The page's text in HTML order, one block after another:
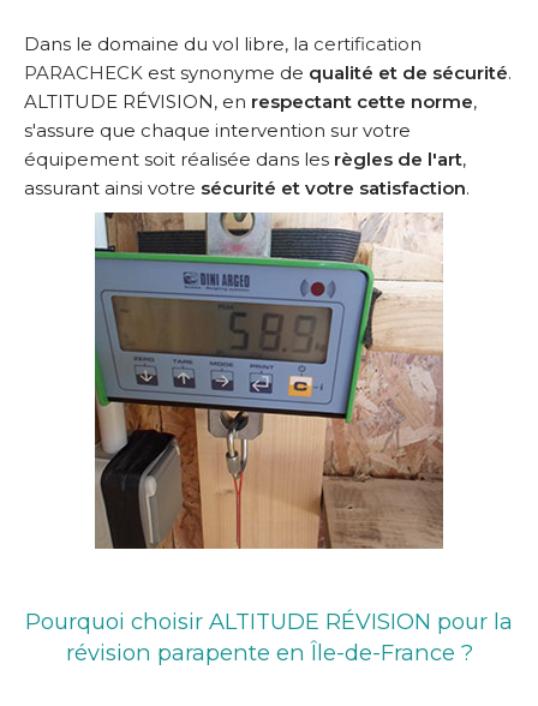
Dans le domaine du vol libre, la certification
PARACHECK est synonyme de qualité et de sécurité.
ALTITUDE RÉVISION, en respectant cette norme,
s'assure que chaque intervention sur votre
équipement soit réalisée dans les règles de l'art,
assurant ainsi votre sécurité et votre satisfaction.
Pourquoi choisir ALTITUDE RÉVISION pour la
révision parapente en Île-de-France ?